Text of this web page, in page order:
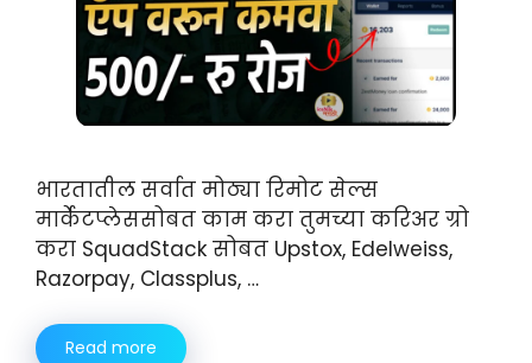
भारतातील सर्वात मोठ्या रिमोट सेल्स
मार्केटप्लेससोबत काम करा तुमच्या करिअर ग्रो
करा SquadStack सोबत Upstox, Edelweiss,
Razorpay, Classplus, …
Read more